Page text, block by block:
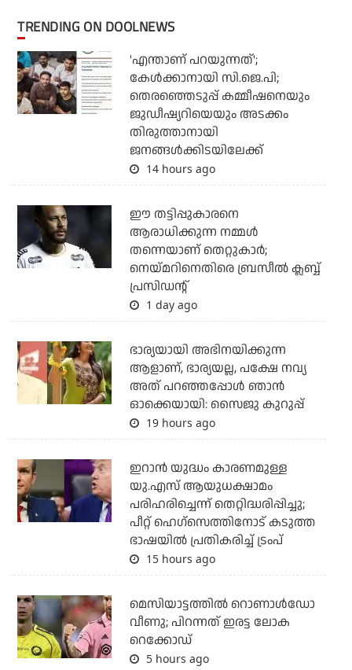
TRENDING ON DOOLNEWS
'എന്താണ് പറയുന്നത്';
കേള്‍ക്കാനായി സി.ജെ.പി;
തെരഞ്ഞെടുപ്പ് കമ്മീഷനെയും
ജുഡീഷ്യറിയെയും അടക്കം
തിരുത്താനായി
ജനങ്ങള്‍ക്കിടയിലേക്ക്
14 hours ago
ഈ തട്ടിപ്പുകാരനെ
ആരാധിക്കുന്ന നമ്മള്‍
തന്നെയാണ് തെറ്റുകാര്‍;
നെയ്മറിനെതിരെ ബ്രസീല്‍ ക്ലബ്ബ്
പ്രസിഡന്റ്
1 day ago
ഭാര്യയായി അഭിനയിക്കുന്ന
ആളാണ്, ഭാര്യയല്ല, പക്ഷേ നവ്യ
അത് പറഞ്ഞപ്പോള്‍ ഞാന്‍
ഓക്കെയായി: സൈജു കുറുപ്പ്
19 hours ago
ഇറാന്‍ യുദ്ധം കാരണമുള്ള
യു.എസ് ആയുധക്ഷാമം
പരിഹരിച്ചെന്ന് തെറ്റിദ്ധരിപ്പിച്ചു;
പീറ്റ് ഹെഗ്‌സെത്തിനോട് കടുത്ത
ഭാഷയില്‍ പ്രതികരിച്ച് ട്രംപ്
15 hours ago
മെസിയാട്ടത്തില്‍ റൊണാള്‍ഡോ
വീണു; പിറന്നത് ഇരട്ട ലോക
റെക്കോഡ്
5 hours ago